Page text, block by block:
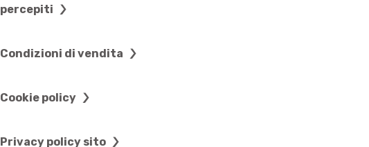
percepiti
Condizioni di vendita
Cookie policy
Privacy policy sito